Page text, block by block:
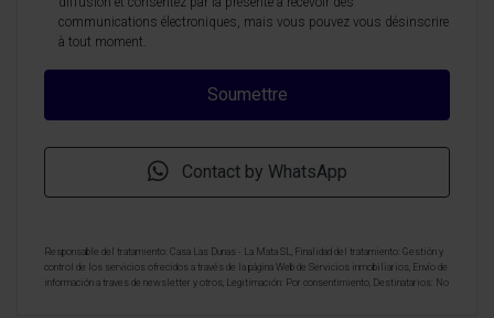
communications électroniques, mais vous pouvez vous désinscrire
à tout moment.
Contact by WhatsApp
Responsable del tratamiento: Casa Las Dunas - La Mata SL, Finalidad del tratamiento: Gestión y
control de los servicios ofrecidos a través de la página Web de Servicios inmobiliarios, Envío de
información a traves de newsletter y otros, Legitimación: Por consentimiento, Destinatarios: No